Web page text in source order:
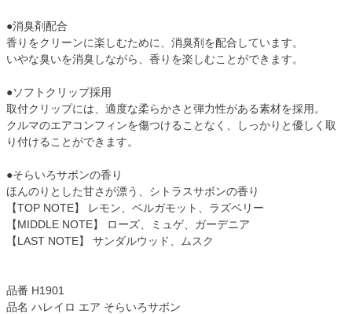
●消臭剤配合
香りをクリーンに楽しむために、消臭剤を配合しています。
いやな臭いを消臭しながら、香りを楽しむことができます。
●ソフトクリップ採用
取付クリップには、適度な柔らかさと弾力性がある素材を採用。
クルマのエアコンフィンを傷つけることなく、しっかりと優しく取
り付けることができます。
●そらいろサボンの香り
ほんのりとした甘さが漂う、シトラスサボンの香り
【TOP NOTE】 レモン、ベルガモット、ラズベリー
【MIDDLE NOTE】 ローズ、ミュゲ、ガーデニア
【LAST NOTE】 サンダルウッド、ムスク
品番 H1901
品名 ハレイロ エア そらいろサボン